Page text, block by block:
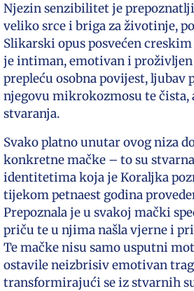
Njezin senzibilitet je
veliko srce i briga za životinje,
Slikarski opus posvećen
je intiman, emotivan i
prepleću osobna povijest, ljubav
njegovu mikrokozmosu te čista,
stvaranja.
Svako platno unutar ovog niza
konkretne mačke – to su
identitetima koja je Koraljka
tijekom petnaest godina
Prepoznala je u svakoj mački
priču te u njima našla vjerne i
Te mačke nisu samo usputni
ostavile neizbrisiv emotivan
transformirajući se iz stvarnih